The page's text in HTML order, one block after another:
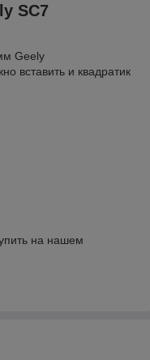
SC7
Geely
вставить и квадратик
на нашем